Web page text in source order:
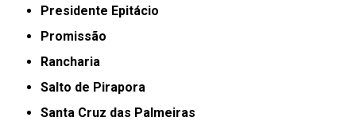
Presidente Epitácio
Promissão
Rancharia
Salto de Pirapora
Santa Cruz das Palmeiras